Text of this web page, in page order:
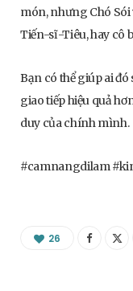
món, nhưng Chó
Tiến-sĩ-Tiêu, hay cô
Bạn có thể giúp ai đó
giao tiếp hiệu quả
duy của chính mình.
#camnangdilam
26